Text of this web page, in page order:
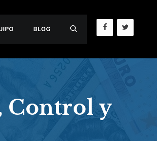
BLOG
Control y